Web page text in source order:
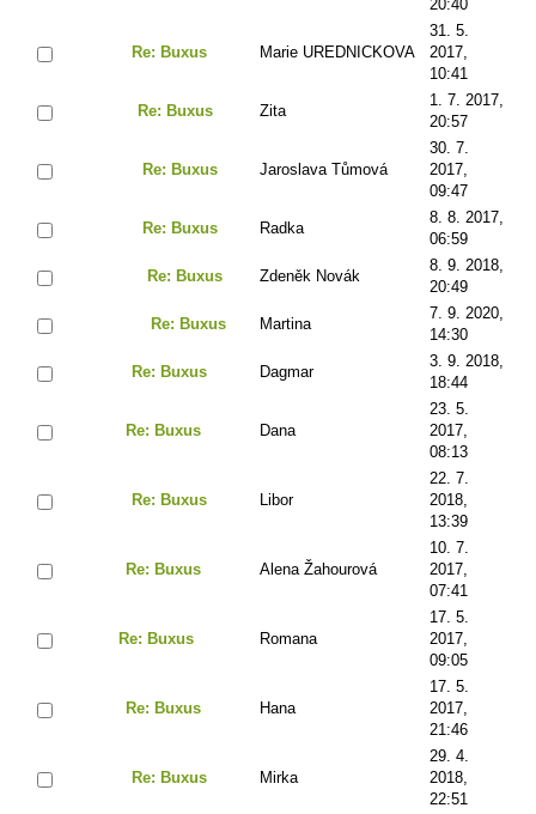
20:40
Re: Buxus Marie UREDNICKOVA
31. 5.
2017,
10:41
Re: Buxus Zita
1. 7. 2017,
20:57
Re: Buxus Jaroslava Tůmová
30. 7.
2017,
09:47
Re: Buxus Radka
8. 8. 2017,
06:59
Re: Buxus Zdeněk Novák
8. 9. 2018,
20:49
Re: Buxus Martina
7. 9. 2020,
14:30
Re: Buxus Dagmar
3. 9. 2018,
18:44
Re: Buxus Dana
23. 5.
2017,
08:13
Re: Buxus Libor
22. 7.
2018,
13:39
Re: Buxus Alena Žahourová
10. 7.
2017,
07:41
Re: Buxus Romana
17. 5.
2017,
09:05
Re: Buxus Hana
17. 5.
2017,
21:46
Re: Buxus Mirka
29. 4.
2018,
22:51